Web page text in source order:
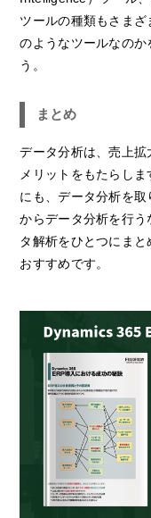
ツールの種類もさま
のようなツールなのか
う。
まとめ
データ分析は、売上
メリットをもたらし
にも、データ分析を
からデータ分析を行
タ解析をひとつにま
おすすめです。